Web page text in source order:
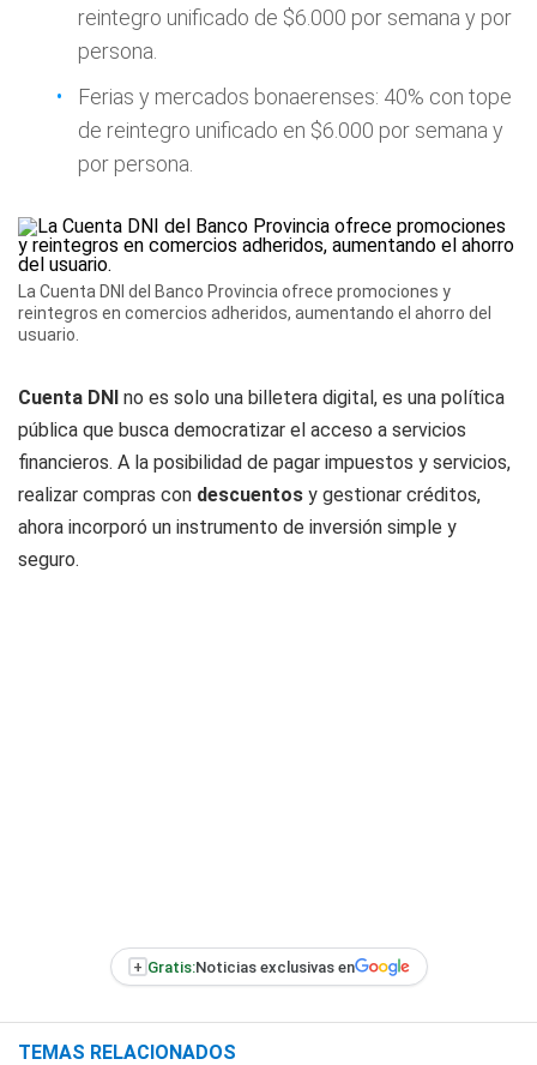
reintegro unificado de $6.000 por semana y por
persona.
Ferias y mercados bonaerenses: 40% con tope
de reintegro unificado en $6.000 por semana y
por persona.
La Cuenta DNI del Banco Provincia ofrece promociones y
reintegros en comercios adheridos, aumentando el ahorro del
usuario.
Cuenta DNI no es solo una billetera digital, es una política
pública que busca democratizar el acceso a servicios
financieros. A la posibilidad de pagar impuestos y servicios,
realizar compras con descuentos y gestionar créditos,
ahora incorporó un instrumento de inversión simple y
seguro.
+ Gratis:Noticias exclusivas en
TEMAS RELACIONADOS